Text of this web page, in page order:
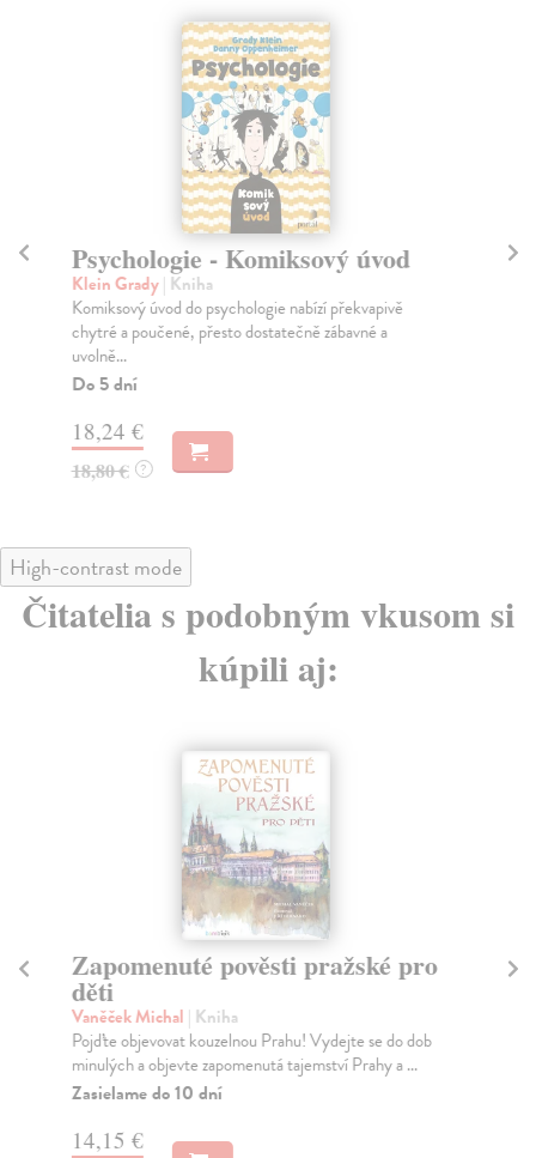
Psychologie - Komiksový úvod
Klein Grady| Kniha
Komiksový úvod do psychologie nabízí překvapivě
chytré a poučené, přesto dostatečně zábavné a
uvolně...
Do 5 dní
18,24 €
18,80 € ?
High-contrast mode
Čitatelia s podobným vkusom si
kúpili aj:
Zapomenuté pověsti pražské pro
děti
Vaněček Michal | Kniha
Pojďte objevovat kouzelnou Prahu! Vydejte se do dob
minulých a objevte zapomenutá tajemství Prahy a ...
Zasielame do 10 dní
14,15 €